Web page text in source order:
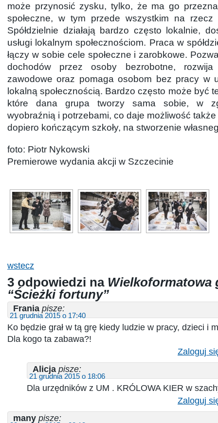
może przynosić zysku, tylko, że ma go
społeczne, w tym przede wszystkim na rzecz
Spółdzielnie działają bardzo często lokalnie,
usługi lokalnym społecznościom. Praca w
łączy w sobie cele społeczne i zarobkowe.
dochodów przez osoby bezrobotne,
zawodowe oraz pomaga osobom bez pracy w
lokalną społecznością. Bardzo często może być
które dana grupa tworzy sama sobie, w
wyobraźnią i potrzebami, co daje możliwość także
dopiero kończącym szkoły, na stworzenie
foto: Piotr Nykowski
Premierowe wydania akcji w Szczecinie
wstecz
3 odpowiedzi na Wielkoformatowa
“Ścieżki fortuny”
Frania pisze:
21 grudnia 2015 o 17:40
Ko będzie grał w tą grę kiedy ludzie w pracy, dzieci i
Dla kogo ta zabawa?!
Zaloguj
Alicja pisze:
21 grudnia 2015 o 18:06
Dla urzędników z UM . KRÓLOWA KIER w
Zaloguj
many pisze: